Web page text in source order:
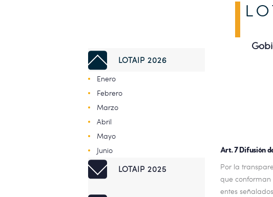
LOTAIP 2026
Enero
Febrero
Marzo
Abril
Mayo
Junio
LOTAIP 2025
Art. 7 Difusión
Por la
que conforman
entes